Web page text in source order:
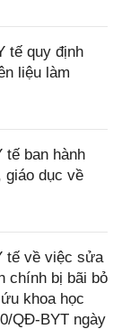
tế quy định
liệu làm
tế ban hành
giáo dục về
tế về việc sửa
chính bị bãi bỏ
khoa học
QĐ-BYT ngày